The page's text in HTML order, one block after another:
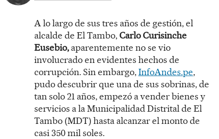
A lo largo de sus tres años de gestión, el
alcalde de El Tambo,Carlo Curisinche
Eusebio, aparentemente no se vio
involucrado en evidentes hechos de
corrupción. Sin embargo,InfoAndes.pe,
pudo descubrir que una de sus sobrinas, de
tan solo 21 años, empezó a vender bienes y
servicios a la Municipalidad Distrital de El
Tambo (MDT) hasta alcanzar el monto de
casi 350 mil soles.